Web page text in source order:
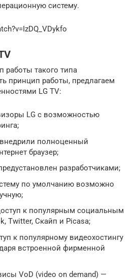
систему.
работы такого типа
принцип работы, предлагаем
LG TV:
LG с возможностью
внедрили полноценный
браузер;
разработчиками;
по умолчанию возможно
к популярным социальным
Twitter, Скайп и Picasa;
к популярному видеохостингу
встроенной фирменной
VoD (video on demand) —